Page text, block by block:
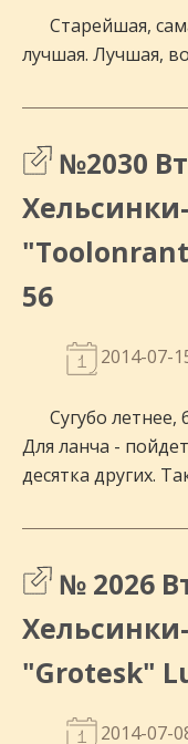
Старейшая,
лучшая. Лучшая,
№2030
56
2014-07-
Сугубо
Для ланча -
десятка других.
№ 2026
"Grotesk"
2014-07-